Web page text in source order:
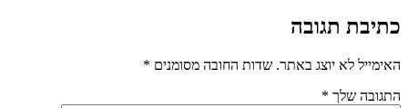
כתיבת תגובה
האימייל לא יוצג באתר. שדות החובה מסומנים *
התגובה שלך *